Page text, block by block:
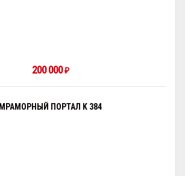
200 000₽
МРАМОРНЫЙ ПОРТАЛ K 384